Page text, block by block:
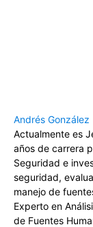
Andrés González
Actualmente es
años de carrera
Seguridad e
seguridad,
manejo de
Experto en
de Fuentes